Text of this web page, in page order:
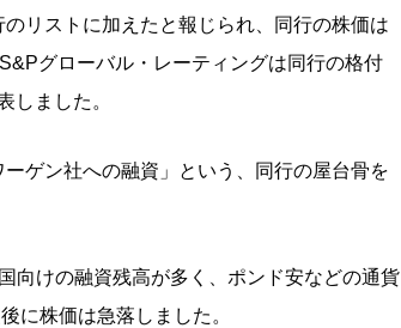
リストに加えたと報じられ、同行の株価は
グローバル・レーティングは同行の格付
しました。
ゲン社への融資」という、同行の屋台骨を
向けの融資残高が多く、ポンド安などの通貨
に株価は急落しました。